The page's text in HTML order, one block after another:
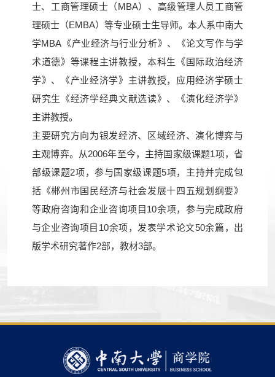
士、工商管理硕士（MBA）、高级管理人员工商管
理硕士（EMBA）等专业硕士生导师。本人系中南大
学MBA《产业经济与行业分析》、《论文写作与学
术道德》等课程主讲教授，本科生《国际政治经济
学》、《产业经济学》主讲教授，应用经济学硕士
研究生《经济学经典文献选读》、《演化经济学》
主讲教授。
主要研究方向为银发经济、区域经济、演化博弈与
主观博弈。从2006年至今，主持国家级课题1项，省
部级课题2项，参与国家级课题5项，主持并完成包
括《郴州市国民经济与社会发展十四五规划纲要》
等政府咨询和企业咨询项目10余项，参与完成政府
与企业咨询项目10余项，发表学术论文50余篇，出
版学术研究著作2部，教材3部。